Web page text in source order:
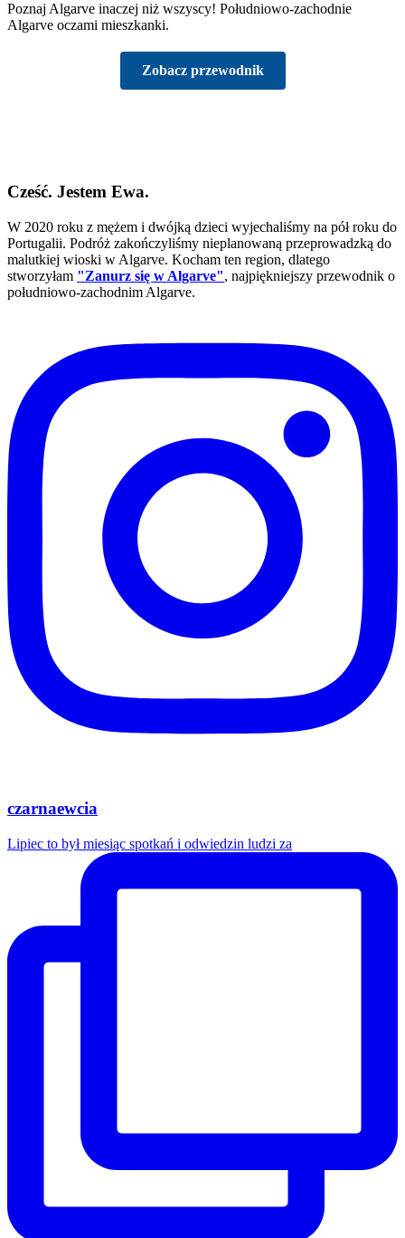
Poznaj Algarve inaczej niż wszyscy! Południowo-zachodnie
Algarve oczami mieszkanki.
Zobacz przewodnik
Cześć. Jestem Ewa.
W 2020 roku z mężem i dwójką dzieci wyjechaliśmy na pół roku do
Portugalii. Podróż zakończyliśmy nieplanowaną przeprowadzką do
malutkiej wioski w Algarve. Kocham ten region, dlatego
stworzyłam "Zanurz się w Algarve", najpiękniejszy przewodnik o
południowo-zachodnim Algarve.
czarnaewcia
Lipiec to był miesiąc spotkań i odwiedzin ludzi za